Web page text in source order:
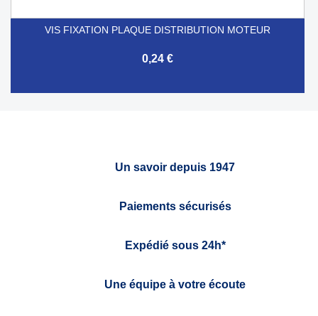
VIS FIXATION PLAQUE DISTRIBUTION MOTEUR
0,24 €
Un savoir depuis 1947
Paiements sécurisés
Expédié sous 24h*
Une équipe à votre écoute